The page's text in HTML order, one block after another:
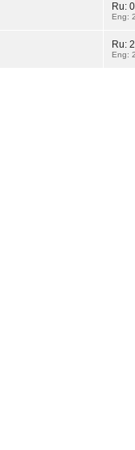
Ru:
Eng:
Ru:
Eng: